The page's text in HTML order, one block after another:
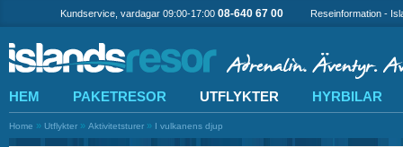
Home » Utflykter » Aktivitetsturer » I vulkanens djup
HEM PAKETRESOR UTFLYKTER HYRBILAR
Reseinformation -
Kundservice, vardagar 09:00-17:00 08-640 67 00